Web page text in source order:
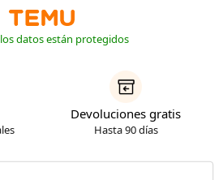
datos están protegidos
Devoluciones gratis
Hasta 90 días